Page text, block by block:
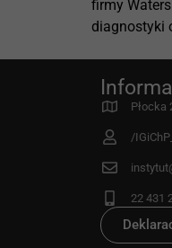
firmy
diagnostyki
Płocka
/
22 431